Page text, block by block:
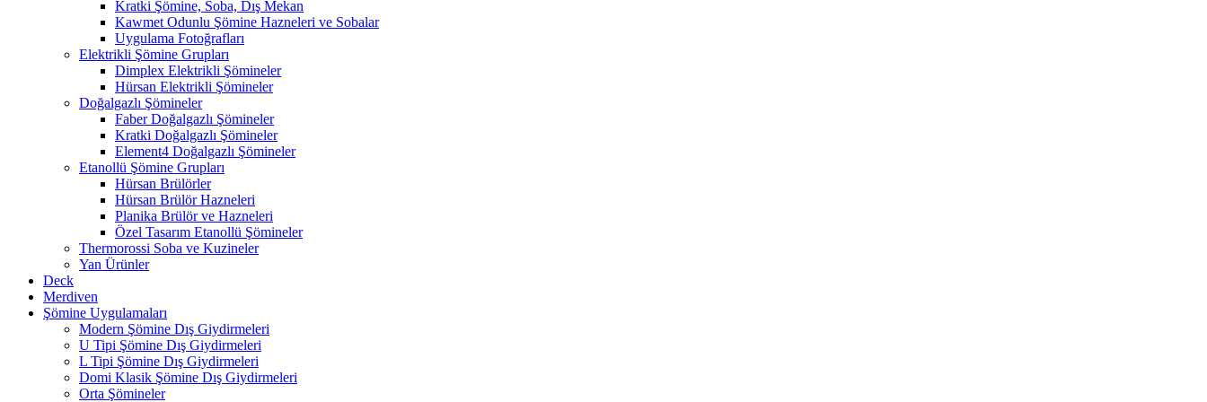
Kratki Şömine, Soba, Dış Mekan
Kawmet Odunlu Şömine Hazneleri ve Sobalar
Uygulama Fotoğrafları
Elektrikli Şömine Grupları
Dimplex Elektrikli Şömineler
Hürsan Elektrikli Şömineler
Doğalgazlı Şömineler
Faber Doğalgazlı Şömineler
Kratki Doğalgazlı Şömineler
Element4 Doğalgazlı Şömineler
Etanollü Şömine Grupları
Hürsan Brülörler
Hürsan Brülör Hazneleri
Planika Brülör ve Hazneleri
Özel Tasarım Etanollü Şömineler
Thermorossi Soba ve Kuzineler
Yan Ürünler
Deck
Merdiven
Şömine Uygulamaları
Modern Şömine Dış Giydirmeleri
U Tipi Şömine Dış Giydirmeleri
L Tipi Şömine Dış Giydirmeleri
Domi Klasik Şömine Dış Giydirmeleri
Orta Şömineler